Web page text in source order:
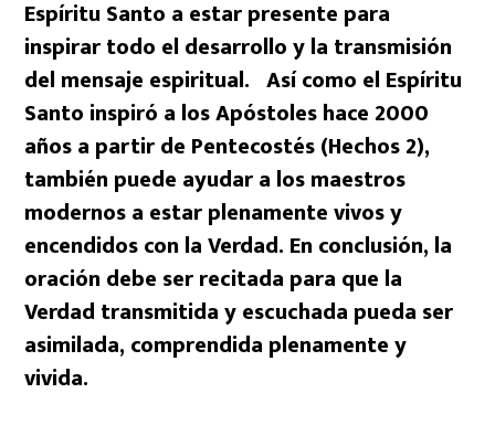
Espíritu Santo a estar presente para
inspirar todo el desarrollo y la transmisión
del mensaje espiritual. Así como el Espíritu
Santo inspiró a los Apóstoles hace 2000
años a partir de Pentecostés (Hechos 2),
también puede ayudar a los maestros
modernos a estar plenamente vivos y
encendidos con la Verdad. En conclusión, la
oración debe ser recitada para que la
Verdad transmitida y escuchada pueda ser
asimilada, comprendida plenamente y
vivida.